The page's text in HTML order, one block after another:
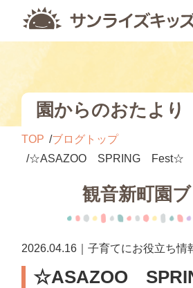
園からのおたより
TOP
ブログトップ
☆ASAZOO SPRING Fest☆
観音新町園
2026.04.16｜子育てにお役立ち情
☆ASAZOO